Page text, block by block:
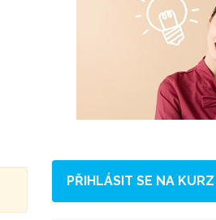
PŘIHLÁSIT SE NA KURZ